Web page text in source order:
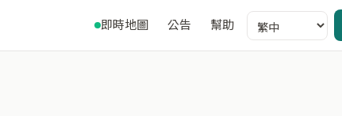
即時地圖 公告 幫助